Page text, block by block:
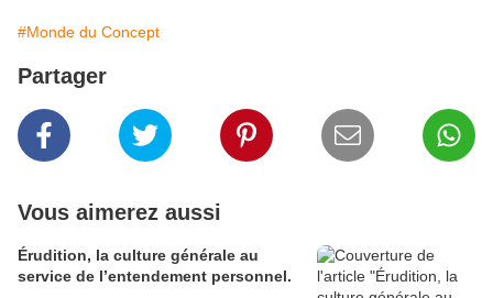
#Monde du Concept
Partager
Vous aimerez aussi
Érudition, la culture générale au
service de l’entendement personnel.